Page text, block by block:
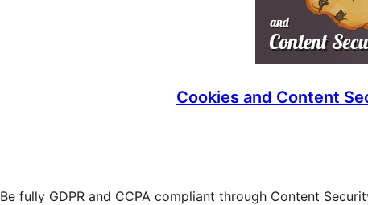
Cookies and Content
Be fully GDPR and CCPA compliant through Content